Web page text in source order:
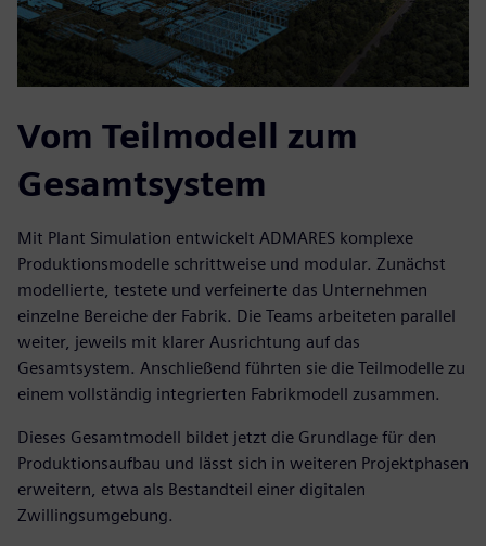
Vom Teilmodell zum
Gesamtsystem
Mit Plant Simulation entwickelt ADMARES komplexe
Produktionsmodelle schrittweise und modular. Zunächst
modellierte, testete und verfeinerte das Unternehmen
einzelne Bereiche der Fabrik. Die Teams arbeiteten parallel
weiter, jeweils mit klarer Ausrichtung auf das
Gesamtsystem. Anschließend führten sie die Teilmodelle zu
einem vollständig integrierten Fabrikmodell zusammen.
Dieses Gesamtmodell bildet jetzt die Grundlage für den
Produktionsaufbau und lässt sich in weiteren Projektphasen
erweitern, etwa als Bestandteil einer digitalen
Zwillingsumgebung.